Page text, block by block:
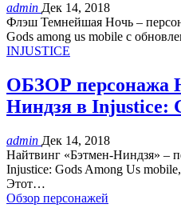
admin Дек 14, 2018
Флэш Темнейшая Ночь –
Gods among us mobile с
INJUSTICE
ОБЗОР персонажа
Ниндзя в Injustice:
admin Дек 14, 2018
Найтвинг «Бэтмен-Ниндзя» –
Injustice: Gods Among Us
Этот…
Обзор персонажей